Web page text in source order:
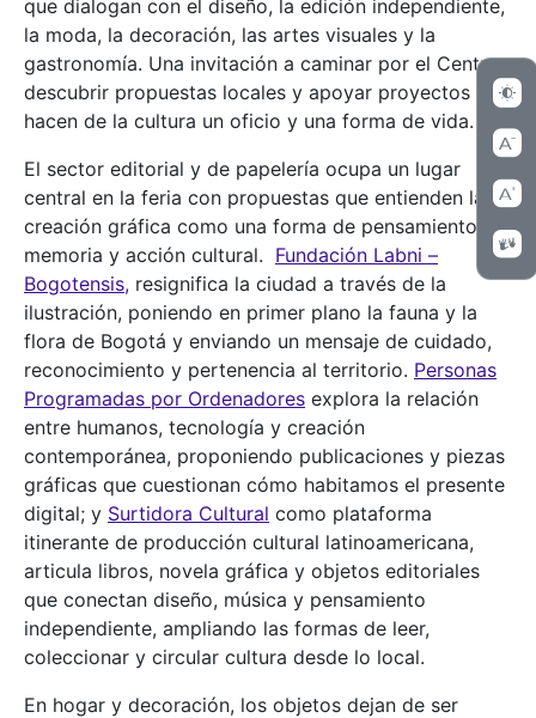
que dialogan con el diseño, la edición independiente,
la moda, la decoración, las artes visuales y la
gastronomía. Una invitación a caminar por el Centro,
descubrir propuestas locales y apoyar proyectos que
hacen de la cultura un oficio y una forma de vida.
El sector editorial y de papelería ocupa un lugar
central en la feria con propuestas que entienden la
creación gráfica como una forma de pensamiento,
memoria y acción cultural. Fundación Labni –
Bogotensis, resignifica la ciudad a través de la
ilustración, poniendo en primer plano la fauna y la
flora de Bogotá y enviando un mensaje de cuidado,
reconocimiento y pertenencia al territorio. Personas
Programadas por Ordenadores explora la relación
entre humanos, tecnología y creación
contemporánea, proponiendo publicaciones y piezas
gráficas que cuestionan cómo habitamos el presente
digital; y Surtidora Cultural como plataforma
itinerante de producción cultural latinoamericana,
articula libros, novela gráfica y objetos editoriales
que conectan diseño, música y pensamiento
independiente, ampliando las formas de leer,
coleccionar y circular cultura desde lo local.
En hogar y decoración, los objetos dejan de ser